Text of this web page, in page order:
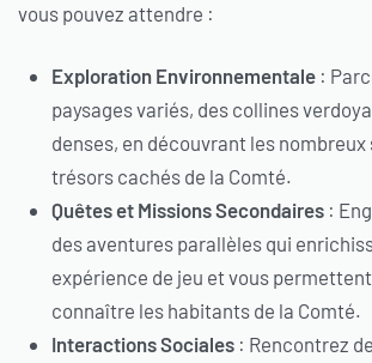
vous pouvez attendre :
Exploration Environnementale :
paysages variés, des collines
denses, en découvrant les
trésors cachés de la Comté.
Quêtes et Missions Secondaires :
des aventures parallèles qui
expérience de jeu et vous
connaître les habitants de la Comté.
Interactions Sociales : Rencontrez